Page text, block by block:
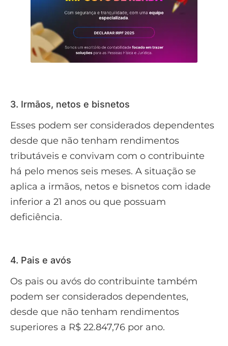
3. Irmãos, netos e bisnetos
Esses podem ser considerados dependentes
desde que não tenham rendimentos
tributáveis e convivam com o contribuinte
há pelo menos seis meses. A situação se
aplica a irmãos, netos e bisnetos com idade
inferior a 21 anos ou que possuam
deficiência.
4. Pais e avós
Os pais ou avós do contribuinte também
podem ser considerados dependentes,
desde que não tenham rendimentos
superiores a R$ 22.847,76 por ano.